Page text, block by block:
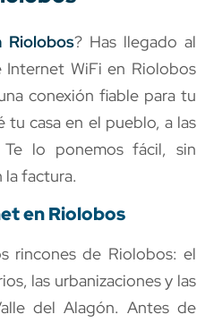
Riolobos? Has llegado al
WiFi en Riolobos
conexión fiable para tu
tu casa en el pueblo, a las
lo ponemos fácil, sin
la factura.
en Riolobos
rincones de Riolobos: el
las urbanizaciones y las
del Alagón. Antes de